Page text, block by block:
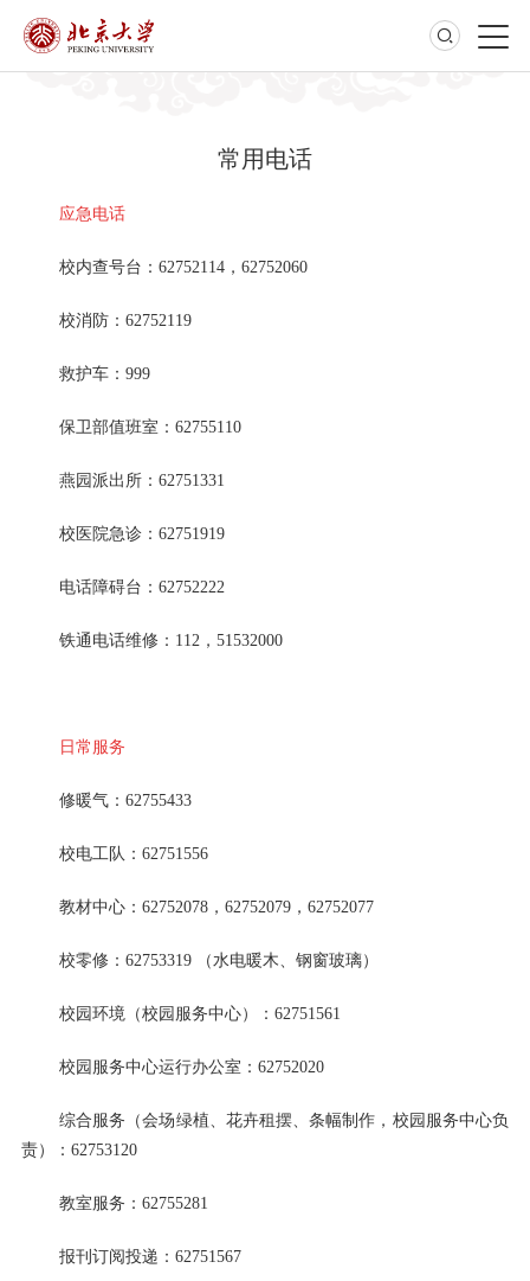
常用电话
应急电话
校内查号台：62752114，62752060
校消防：62752119
救护车：999
保卫部值班室：62755110
燕园派出所：62751331
校医院急诊：62751919
电话障碍台：62752222
铁通电话维修：112，51532000
日常服务
修暖气：62755433
校电工队：62751556
教材中心：62752078，62752079，62752077
校零修：62753319 （水电暖木、钢窗玻璃）
校园环境（校园服务中心）：62751561
校园服务中心运行办公室：62752020
综合服务（会场绿植、花卉租摆、条幅制作，校园服务中心负
责）：62753120
教室服务：62755281
报刊订阅投递：62751567